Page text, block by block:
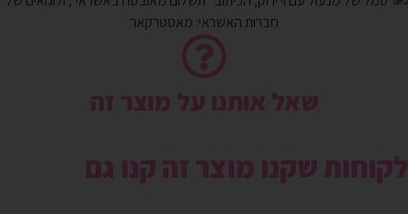
שאל אותנו על מוצר זה
לקוחות שקנו מוצר זה קנו גם